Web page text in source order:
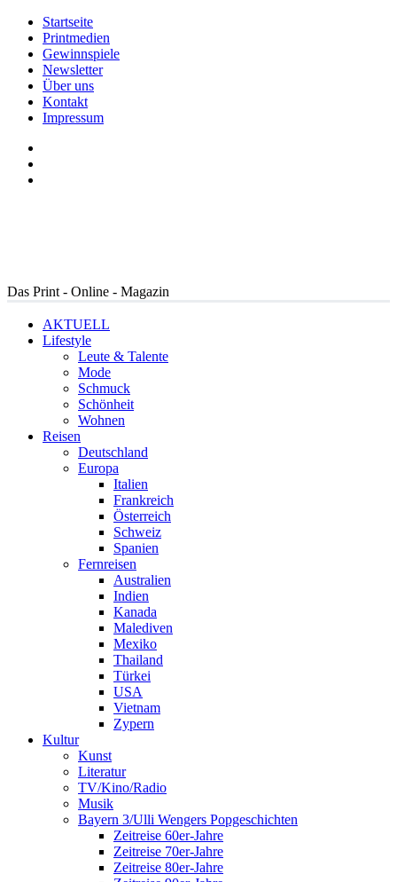
Startseite
Printmedien
Gewinnspiele
Newsletter
Über uns
Kontakt
Impressum
Das Print - Online - Magazin
AKTUELL
Lifestyle
Leute & Talente
Mode
Schmuck
Schönheit
Wohnen
Reisen
Deutschland
Europa
Italien
Frankreich
Österreich
Schweiz
Spanien
Fernreisen
Australien
Indien
Kanada
Malediven
Mexiko
Thailand
Türkei
USA
Vietnam
Zypern
Kultur
Kunst
Literatur
TV/Kino/Radio
Musik
Bayern 3/Ulli Wengers Popgeschichten
Zeitreise 60er-Jahre
Zeitreise 70er-Jahre
Zeitreise 80er-Jahre